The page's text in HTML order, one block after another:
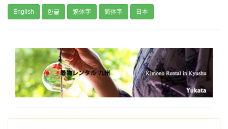
English 한글 繁体字 简体字 日本